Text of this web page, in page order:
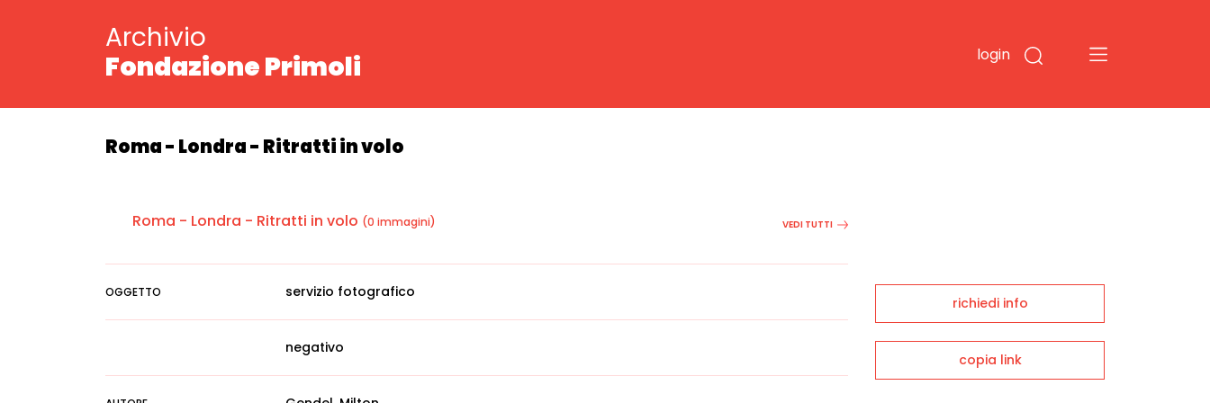
Archivio
Fondazione Primoli
login
Roma - Londra - Ritratti in volo
Roma - Londra - Ritratti in volo (0 immagini) VEDI TUTTI
OGGETTO servizio fotografico
negativo
richiedi info
copia link